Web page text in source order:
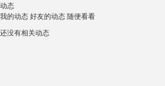
动态
我的动态好友的动态随便看看
还没有相关动态